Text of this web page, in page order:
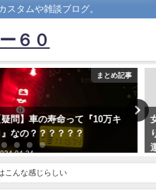
スタムや雑談ブログ。
６０
まとめ記事
女ドライバーってなんで強引に割
り込んで進路妨害してくるような
運転のやつ多いの？？？
こんな感じらしい